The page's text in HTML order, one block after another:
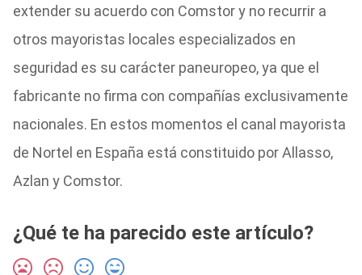
extender su acuerdo con Comstor y no recurrir a
otros mayoristas locales especializados en
seguridad es su carácter paneuropeo, ya que el
fabricante no firma con compañías exclusivamente
nacionales. En estos momentos el canal mayorista
de Nortel en España está constituido por Allasso,
Azlan y Comstor.
¿Qué te ha parecido este artículo?